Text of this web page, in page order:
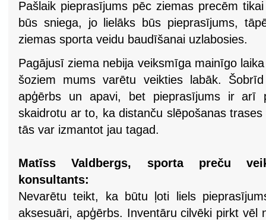
Pašlaik pieprasījums pēc ziemas precēm
būs sniega, jo lielāks būs pieprasījums,
ziemas sporta veidu baudīšanai uzlabosies.
Pagājusī ziema nebija veiksmīga mainīgo
šoziem mums varētu veikties labāk.
apģērbs un apavi, bet pieprasījums ir arī
skaidrotu ar to, ka distanču slēpošanas
tās var izmantot jau tagad.
Matīss Valdbergs, sporta preču
konsultants:
Nevarētu teikt, ka būtu ļoti liels
aksesuāri, apģērbs. Inventāru cilvēki pirkt vēl